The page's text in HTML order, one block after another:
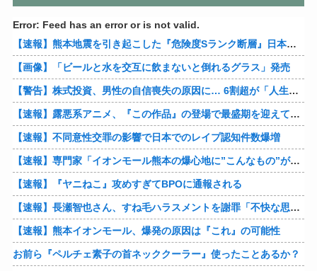
Error: Feed has an error or is not valid.
【速報】熊本地震を引き起こした『危険度Sランク断層』日本のド真ん中に10カ所もあると判明
【画像】「ビールと水を交互に飲まないと倒れるグラス」発売
【警告】株式投資、男性の自信喪失の原因に… 6割超が「人生の敗者」自認
【速報】露悪系アニメ、『この作品』の登場で最盛期を迎えてしまう…
【速報】不同意性交罪の影響で日本でのレイプ認知件数爆増
【速報】専門家「イオンモール熊本の爆心地に”こんなもの”があったんだけど…」
【速報】『ヤニねこ』攻めすぎてBPOに通報される
【速報】長瀬智也さん、すね毛ハラスメントを謝罪「不快な思いをさせて申し訳ありませんでした」
【速報】熊本イオンモール、爆発の原因は『これ』の可能性
お前ら『ペルチェ素子の首ネッククーラー』使ったことあるか？